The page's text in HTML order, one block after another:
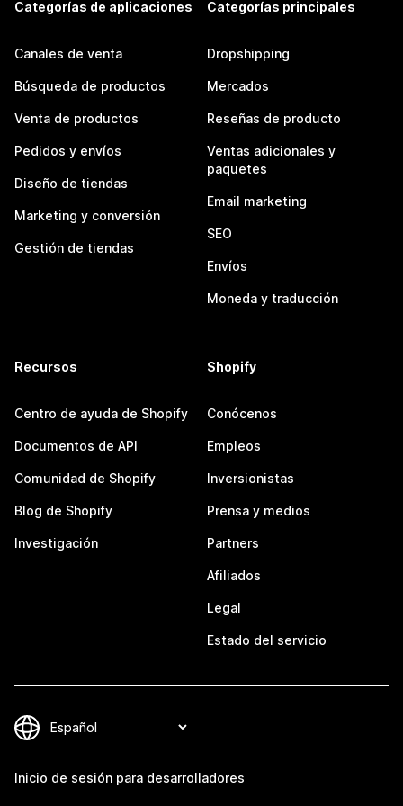
Categorías de aplicaciones
Canales de venta
Búsqueda de productos
Venta de productos
Pedidos y envíos
Diseño de tiendas
Marketing y conversión
Gestión de tiendas
Categorías principales
Dropshipping
Mercados
Reseñas de producto
Ventas adicionales y
paquetes
Email marketing
SEO
Envíos
Moneda y traducción
Recursos
Centro de ayuda de Shopify
Documentos de API
Comunidad de Shopify
Blog de Shopify
Investigación
Shopify
Conócenos
Empleos
Inversionistas
Prensa y medios
Partners
Afiliados
Legal
Estado del servicio
Inicio de sesión para desarrolladores